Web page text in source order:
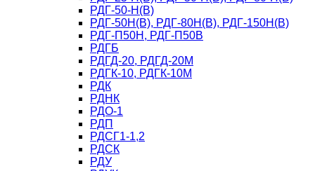
РДГ-50-Н(В)
РДГ-50Н(В), РДГ-80Н(В), РДГ-150Н(В)
РДГ-П50Н, РДГ-П50В
РДГБ
РДГД-20, РДГД-20М
РДГК-10, РДГК-10М
РДК
РДНК
РДО-1
РДП
РДСГ1-1,2
РДСК
РДУ